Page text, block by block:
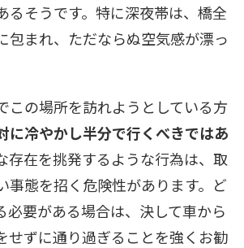
るそうです。特に深夜帯は、橋全
包まれ、ただならぬ空気感が漂っ
この場所を訪れようとしている方
に冷やかし半分で行くべきではあ
存在を挑発するような行為は、取
事態を招く危険性があります。ど
必要がある場合は、決して車から
せずに通り過ぎることを強くお勧